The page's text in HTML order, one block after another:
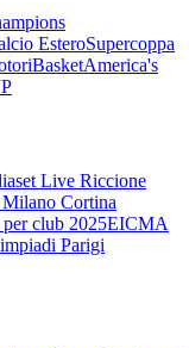
EsteroSupercoppa
BasketAmerica's
Live Riccione
Cortina
club 2025EICMA
Parigi